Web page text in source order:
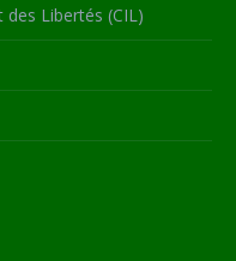
Libertés (CIL)